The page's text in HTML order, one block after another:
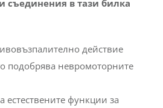
съединения в тази билка
действие
подобрява невромоторните
естествените функции за